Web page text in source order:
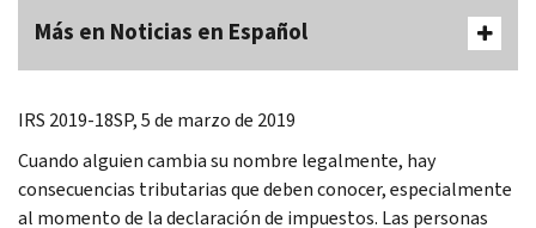
Más en Noticias en Español
IRS 2019-18SP, 5 de marzo de 2019
Cuando alguien cambia su nombre legalmente, hay
consecuencias tributarias que deben conocer, especialmente
al momento de la declaración de impuestos. Las personas